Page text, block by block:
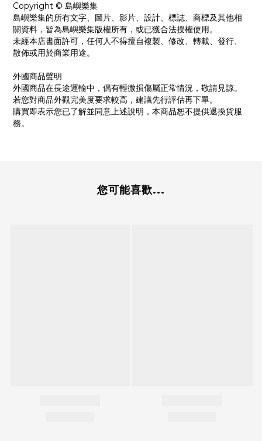
Copyright © 島嶼樂集
島嶼樂集的所有文字、圖片、影片、設計、標誌、商標及其他相
關資料，皆為島嶼樂集版權所有，或已獲合法授權使用。
未經本店書面許可，任何人不得擅自複製、修改、轉載、發行、
散佈或用於商業用途。
外國商品聲明
外國商品在長途運輸中，偶有輕微損傷屬正常情況，敬請見諒。
若您對商品外觀完美度要求較高，建議先行評估再下單。
購買即表示您已了解並同意上述說明，本商品恕不提供退換貨服
務。
您可能喜歡...